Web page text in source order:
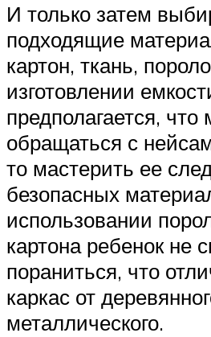
И только затем
подходящие
картон, ткань,
изготовлении
предполагается,
обращаться с
то мастерить ее
безопасных
использовании
картона ребенок не
пораниться, что
каркас от
металлического.